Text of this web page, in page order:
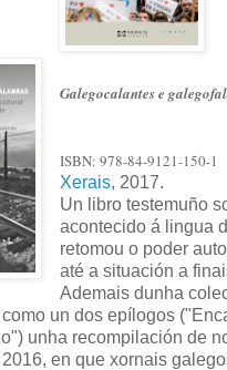
Galegocalantes e
ISBN: 978-84-9121-150-1
Xerais, 2017.
Un libro testemuño
acontecido á lingua
retomou o poder
até a situación a
Ademais dunha
un dos epílogos
unha recompilación de
en que xornais